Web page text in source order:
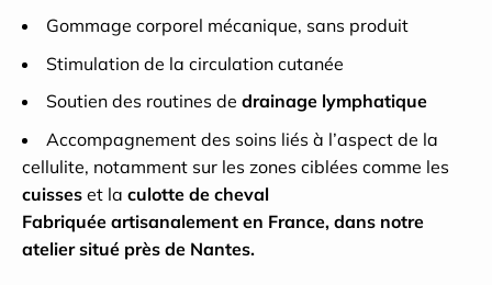
Gommage corporel mécanique, sans produit
Stimulation de la circulation cutanée
Soutien des routines de drainage lymphatique
Accompagnement des soins liés à l’aspect de la
cellulite, notamment sur les zones ciblées comme les
cuisses et la culotte de cheval
Fabriquée artisanalement en France, dans notre
atelier situé près de Nantes.